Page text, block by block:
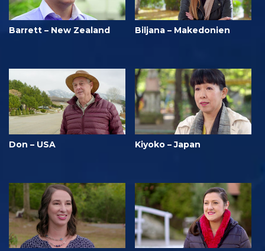
Barrett – New Zealand Biljana – Makedonien
Don – USA Kiyoko – Japan